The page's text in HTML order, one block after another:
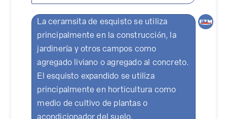
La ceramsita de esquisto se utiliza
principalmente en la construcción, la
jardinería y otros campos como
agregado liviano o agregado al concreto.
El esquisto expandido se utiliza
principalmente en horticultura como
medio de cultivo de plantas o
acondicionador del suelo.